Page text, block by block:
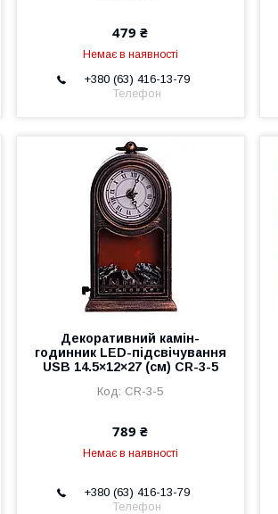
479 ₴
Немає в наявності
+380 (63) 416-13-79
Телефон
Декоративний камін-
годинник LED-підсвічування
USB 14.5×12×27 (см) CR-3-5
CR-3-5
789 ₴
Немає в наявності
+380 (63) 416-13-79
Телефон